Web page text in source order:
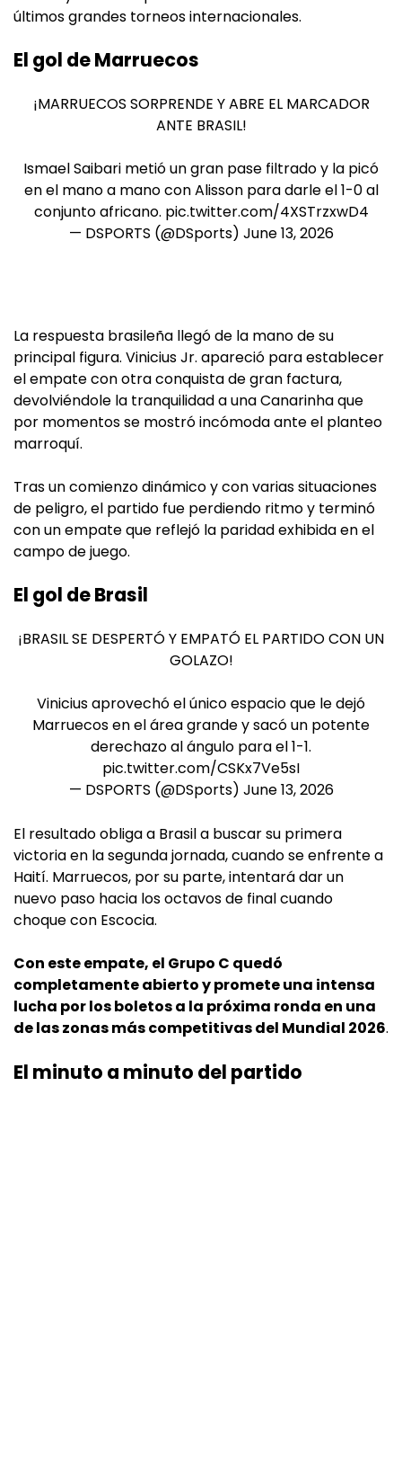
últimos grandes torneos internacionales.
El gol de Marruecos
¡MARRUECOS SORPRENDE Y ABRE EL MARCADOR
ANTE BRASIL!
Ismael Saibari metió un gran pase filtrado y la picó
en el mano a mano con Alisson para darle el 1-0 al
conjunto africano. pic.twitter.com/4XSTrzxwD4
— DSPORTS (@DSports) June 13, 2026
La respuesta brasileña llegó de la mano de su
principal figura. Vinicius Jr. apareció para establecer
el empate con otra conquista de gran factura,
devolviéndole la tranquilidad a una Canarinha que
por momentos se mostró incómoda ante el planteo
marroquí.
Tras un comienzo dinámico y con varias situaciones
de peligro, el partido fue perdiendo ritmo y terminó
con un empate que reflejó la paridad exhibida en el
campo de juego.
El gol de Brasil
¡BRASIL SE DESPERTÓ Y EMPATÓ EL PARTIDO CON UN
GOLAZO!
Vinicius aprovechó el único espacio que le dejó
Marruecos en el área grande y sacó un potente
derechazo al ángulo para el 1-1.
pic.twitter.com/CSKx7Ve5sI
— DSPORTS (@DSports) June 13, 2026
El resultado obliga a Brasil a buscar su primera
victoria en la segunda jornada, cuando se enfrente a
Haití. Marruecos, por su parte, intentará dar un
nuevo paso hacia los octavos de final cuando
choque con Escocia.
Con este empate, el Grupo C quedó
completamente abierto y promete una intensa
lucha por los boletos a la próxima ronda en una
de las zonas más competitivas del Mundial 2026.
El minuto a minuto del partido